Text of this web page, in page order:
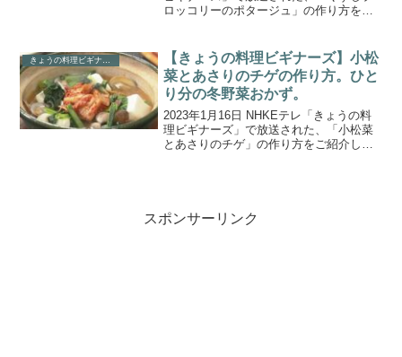
ロッコリーのポタージュ」の作り方をご
は、冬に濃い甘みが楽しめるブロッコリ
ー。下ゆで...
【きょうの料理ビギナーズ】小松
菜とあさりのチゲの作り方。ひと
り分の冬野菜おかず。
2023年1月16日 NHKEテレ「きょうの料
理ビギナーズ」で放送された、「小松菜
とあさりのチゲ」の作り方をご紹介しま
スポンサーリンク